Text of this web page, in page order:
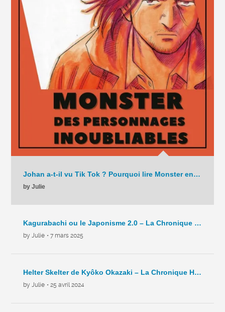
Johan a-t-il vu Tik Tok ? Pourquoi lire Monster en 2025 ? – La Chronique – C9 – 2025
by Julie
Kagurabachi ou le Japonisme 2.0 – La Chronique Hebdo – C8 – 2025
by Julie • 7 mars 2025
Helter Skelter de Kyôko Okazaki – La Chronique Hebdo – C7 – 2024
by Julie • 25 avril 2024